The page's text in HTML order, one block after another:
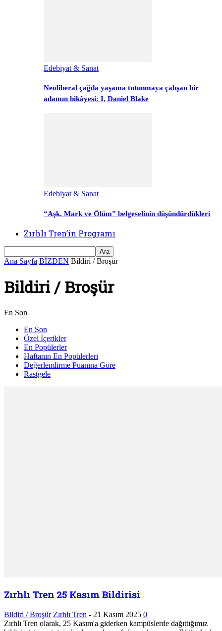
Edebiyat & Sanat
Neoliberal çağda yaşama tutunmaya çalışan bir
adamın hikâyesi: I, Daniel Blake
Edebiyat & Sanat
“Aşk, Mark ve Ölüm” belgeselinin düşündürdükleri
Zırhlı Tren’in Programı
Ana Sayfa BİZDEN Bildiri / Broşür
Bildiri / Broşür
En Son
En Son
Özel İçerikler
En Popülerler
Haftanın En Popülerleri
Değerlendirme Puanına Göre
Rastgele
Zırhlı Tren 25 Kasım Bildirisi
Bildiri / Broşür Zırhlı Tren - 21 Kasım 2025 0
Zırhlı Tren olarak, 25 Kasım'a giderken kampüslerde dağıttığımız